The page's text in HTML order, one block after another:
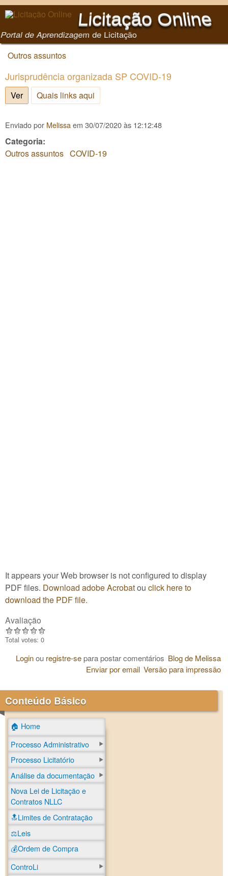
Pular para o conteúdo
principal
Licitação Online
Portal de Aprendizagem de Licitação
Você está aqui
Outros assuntos
Jurisprudência organizada SP COVID-19
Ver(aba ativa)
Quais links aqui
Enviado por Melissaem 30/07/2020 às 12:12:48
Categoria:
Outros assuntos COVID-19
It appears your Web browser is not configured to display
PDF files. Download adobe Acrobatou click here to
download the PDF file.
Avaliação
Total votes: 0
Blog de Melissa
Loginou registre-separa postar comentários
Versão para impressão
Enviar por email
Conteúdo Básico
🏠 Home
Processo Administrativo
Processo Licitatório
Análise da documentação
Nova Lei de Licitação e
Contratos NLLC
🔝Limites de Contratação
⚖️Leis
💰Ordem de Compra
ControLi